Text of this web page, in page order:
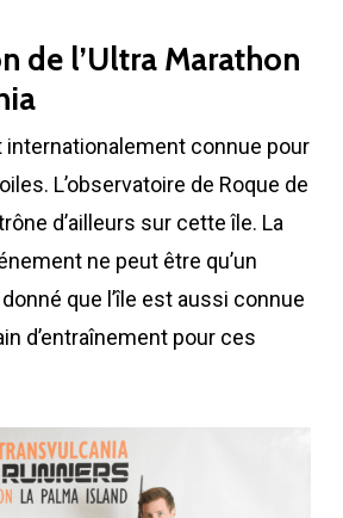
de l’Ultra Marathon
internationalement connue pour
L’observatoire de Roque de
d’ailleurs sur cette île. La
ne peut être qu’un
que l’île est aussi connue
d’entraînement pour ces